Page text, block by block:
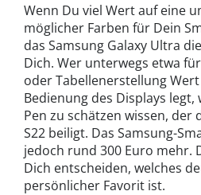
Wenn Du viel Wert auf eine
möglicher Farben für Dein
das Samsung Galaxy Ultra
Dich. Wer unterwegs etwa
oder Tabellenerstellung
Bedienung des Displays legt,
Pen zu schätzen wissen, der
S22 beiligt. Das Samsung-
jedoch rund 300 Euro mehr.
Dich entscheiden, welches
persönlicher Favorit ist.